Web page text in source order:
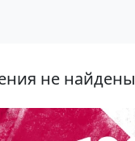
не найдены